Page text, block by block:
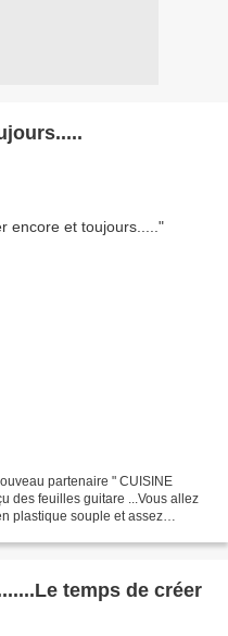
partenaire " CUISINE
des feuilles guitare ...Vous allez
plastique souple et assez
temps de créer